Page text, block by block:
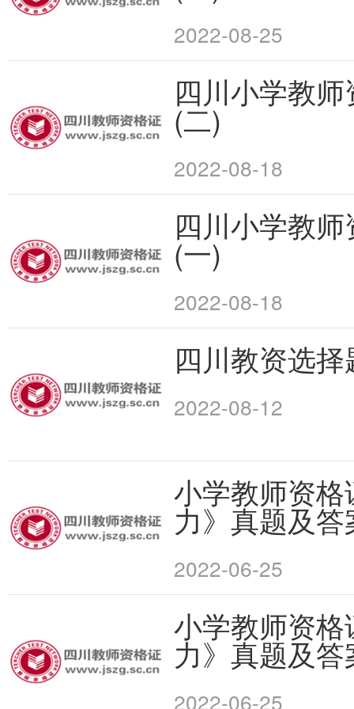
2022-08-25
四川小学教
(二)
2022-08-18
四川小学教
(一)
2022-08-18
四川教资选
2022-08-12
小学教师资
力》真题及答
2022-06-25
小学教师资
力》真题及答
2022-06-25